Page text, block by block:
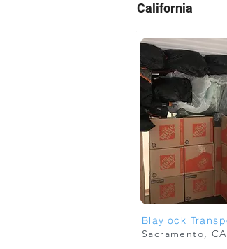
California
Sacramento, CA